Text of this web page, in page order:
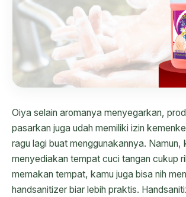
Oiya selain aromanya menyegarkan,
pasarkan juga udah memiliki izin
ragu lagi buat menggunakannya. Namun,
menyediakan tempat cuci tangan cukup
memakan tempat, kamu juga bisa nih
handsanitizer biar lebih praktis.